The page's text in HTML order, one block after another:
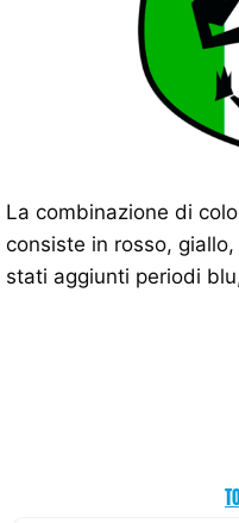
La combinazione di
consiste in rosso,
stati aggiunti periodi